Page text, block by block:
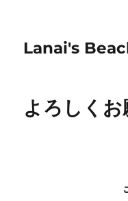
Lanai's
よろしくお